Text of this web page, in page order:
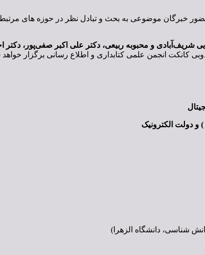
شریف‌آبادی و محبوبه ربیعی، دکتر علی اکبر صفی‌پور، دکتر
کانکت انجمن علمی کتابداری و اطلاع رسانی برگزار
و دولت الکترونیک
شناسی، دانشگاه الزهرا)